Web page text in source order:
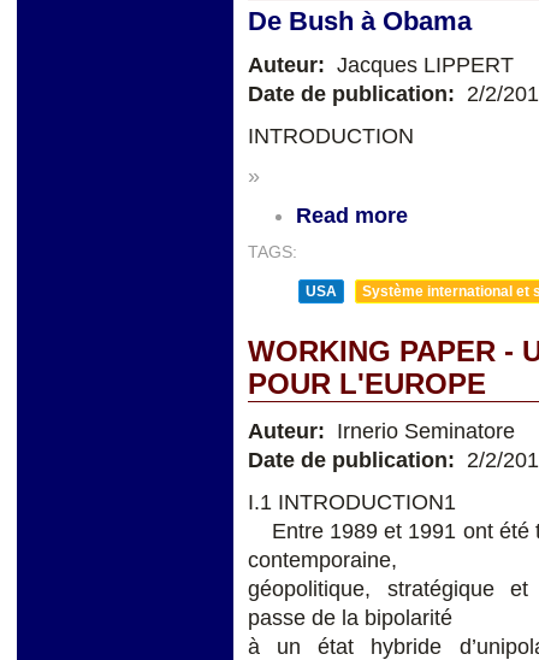
De Bush à Obama
Auteur: Jacques LIPPERT
Date de publication: 2/2/
INTRODUCTION
»
Read more
TAGS:
USA Système international et
WORKING PAPER -
POUR L'EUROPE
Auteur: Irnerio Seminatore
Date de publication: 2/2/
I.1 INTRODUCTION1
Entre 1989 et 1991 ont été
contemporaine,
géopolitique, stratégique
passe de la bipolarité
à un état hybride